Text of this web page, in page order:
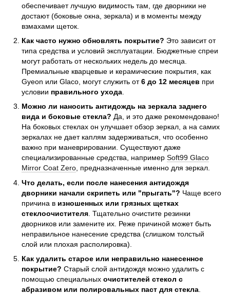
обеспечивает лучшую видимость там, где дворники не
достают (боковые окна, зеркала) и в моменты между
взмахами щеток.
Как часто нужно обновлять покрытие? Это зависит от
типа средства и условий эксплуатации. Бюджетные спреи
могут работать от нескольких недель до месяца.
Премиальные кварцевые и керамические покрытия, как
Gyeon или Glaco, могут служить от6 до 12 месяцев при
условии правильного ухода
Можно ли наносить антидождь на зеркала заднего
вида и боковые стекла? Да, и это даже рекомендовано!
На боковых стеклах он улучшает обзор зеркал, а на самих
зеркалах не дает каплям задерживаться, что особенно
важно при маневрировании. Существуют даже
специализированные средства, например Soft99 Glaco
Mirror Coat Zero, предназначенные именно для зеркал.
Что делать, если после нанесения антидождя
дворники начали скрипеть или "прыгать"? Чаще всего
причина в изношенных или грязных щетках
стеклоочистителя . Тщательно очистите резинки
дворников или замените их. Реже причиной может быть
неправильное нанесение средства (слишком толстый
слой или плохая располировка).
Как удалить старое или неправильно нанесенное
покрытие? Старый слой антидождя можно удалить с
помощью специальных очистителей стекол с
абразивом или полировальных паст для стекла